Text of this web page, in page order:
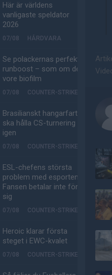
Här är världens
vanligaste speldator
2026
07/08 HÅRDVARA
Se polackernas perfekta
runboost – som om det
vore biofilm
07/08 COUNTER-STRIKE
Brasilianskt hangarfartyg
ska hålla CS-turnering –
igen
07/08 COUNTER-STRIKE
ESL-chefens största
problem med esporten:
Fansen betalar inte för
sig
07/08 COUNTER-STRIKE
Heroic klarar första
steget i EWC-kvalet
07/08 COUNTER-STRIKE